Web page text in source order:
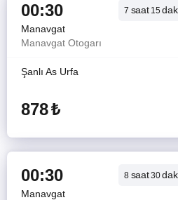
00:30 7 saat15
Manavgat
Manavgat Otogarı
Şanlı As Urfa
878₺
00:30 8 saat30
Manavgat